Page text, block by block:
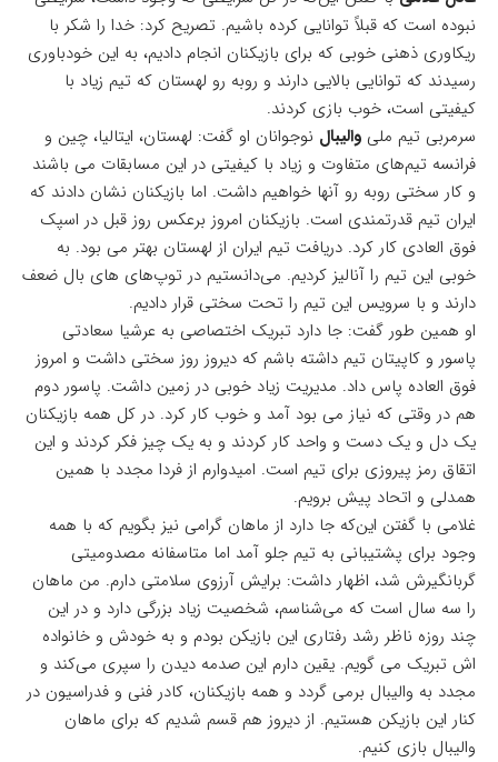
نبوده است که قبلاً توانایی کرده باشیم. تصریح کرد: خدا را شکر با
ریکاوری ذهنی خوبی که برای بازیکنان انجام دادیم، به این خودباوری
رسیدند که توانایی بالایی دارند و روبه رو لهستان که تیم زیاد با
کیفیتی است، خوب بازی کردند.
سرمربی تیم ملی والیبال نوجوانان او گفت: لهستان، ایتالیا، چین و
فرانسه تیم‌های متفاوت و زیاد با کیفیتی در این مسابقات می باشند
و کار سختی روبه رو آنها خواهیم داشت. اما بازیکنان نشان دادند که
ایران تیم قدرتمندی است. بازیکنان امروز برعکس روز قبل در اسپک
فوق العادی کار کرد. دریافت تیم ایران از لهستان بهتر می بود. به
خوبی این تیم را آنالیز کردیم. می‌دانستیم در توپ‌های های بال ضعف
دارند و با سرویس این تیم را تحت سختی قرار دادیم.
او همین طور گفت: جا دارد تبریک اختصاصی به عرشیا سعادتی
پاسور و کاپیتان تیم داشته باشم که دیروز روز سختی داشت و امروز
فوق العاده پاس داد. مدیریت زیاد خوبی در زمین داشت. پاسور دوم
هم در وقتی که نیاز می بود آمد و خوب کار کرد. در کل همه بازیکنان
یک دل و یک دست و واحد کار کردند و به یک چیز فکر کردند و این
اتقاق رمز پیروزی برای تیم است. امیدوارم از فردا مجدد با همین
همدلی و اتحاد پیش برویم.
غلامی با گفتن این‌که جا دارد از ماهان گرامی نیز بگویم که با همه
وجود برای پشتیبانی به تیم جلو آمد اما متاسفانه مصدومیتی
گربانگیرش شد، اظهار داشت: برایش آرزوی سلامتی دارم. من ماهان
را سه سال است که می‌شناسم، شخصیت زیاد بزرگی دارد و در این
چند روزه ناظر رشد رفتاری این بازیکن بودم و به خودش و خانواده
اش تبریک می گویم. یقین دارم این صدمه دیدن را سپری می‌کند و
مجدد به والیبال برمی گردد و همه بازیکنان، کادر فنی و فدراسیون در
کنار این بازیکن هستیم. از دیروز هم قسم شدیم که برای ماهان
والیبال بازی کنیم.